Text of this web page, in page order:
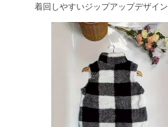
着回しやすいジップアップデザイン